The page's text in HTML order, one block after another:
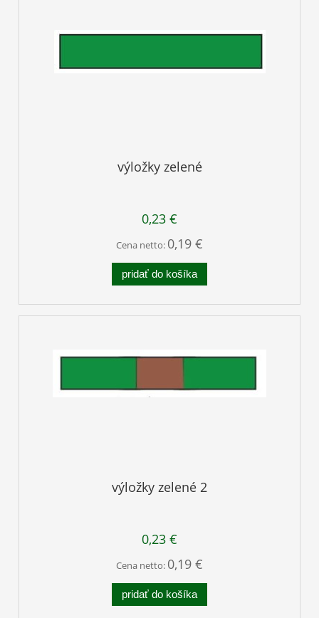
výložky zelené
0,23 €
Cena netto: 0,19 €
pridať do košíka
výložky zelené 2
0,23 €
Cena netto: 0,19 €
pridať do košíka